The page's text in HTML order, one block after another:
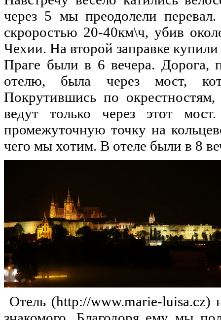
через 5 мы преодолели
скроростью 20-40км\ч, убив
Чехии. На второй заправке
Праге были в 6 вечера. Дорога,
отелю, была через мост,
Покрутившись по
ведут только через этот
промежуточную точку на
чего мы хотим. В отеле были в 8
Отель (http://www.marie-luisa.cz)